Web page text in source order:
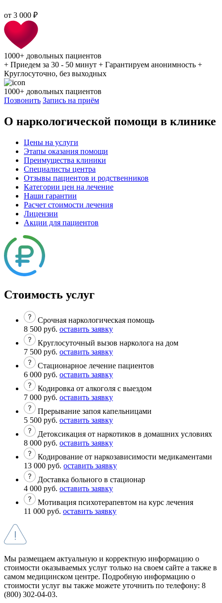
от 3 000 ₽
1000+ довольных пациентов
+ Приедем за 30 - 50 минут + Гарантируем анонимность +
Круглосуточно, без выходных
1000+ довольных пациентов
Позвонить Запись на приём
О наркологической помощи в клинике
Цены на услуги
Этапы оказания помощи
Преимущества клиники
Специалисты центра
Отзывы пациентов и родственников
Категории цен на лечение
Наши гарантии
Расчет стоимости лечения
Лицензии
Акции для пациентов
Стоимость услуг
Срочная наркологическая помощь
8 500 руб. оставить заявку
Круглосуточный вызов нарколога на дом
7 500 руб. оставить заявку
Стационарное лечение пациентов
6 000 руб. оставить заявку
Кодировка от алкоголя с выездом
7 000 руб. оставить заявку
Прерывание запоя капельницами
5 500 руб. оставить заявку
Детоксикация от наркотиков в домашних условиях
8 000 руб. оставить заявку
Кодирование от наркозависимости медикаментами
13 000 руб. оставить заявку
Доставка больного в стационар
4 000 руб. оставить заявку
Мотивация психотерапевтом на курс лечения
11 000 руб. оставить заявку
Мы размещаем актуальную и корректную информацию о
стоимости оказываемых услуг только на своем сайте а также в
самом медицинском центре. Подробную информацию о
стоимости услуг вы также можете уточнить по телефону: 8
(800) 302-04-03.